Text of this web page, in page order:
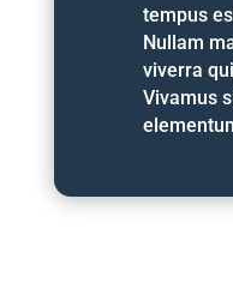
tempus
Nullam
viverra
Vivamus